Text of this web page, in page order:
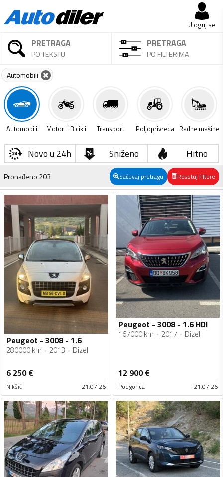
Uloguj se
PRETRAGA
PO TEKSTU
PRETRAGA
PO FILTERIMA
Automobili
Automobili Motori i Bicikli Transport Poljoprivreda Radne mašine
Novo u 24h Sniženo Hitno
Pronađeno 203 Sačuvaj pretragu Resetuj filtere
Peugeot - 3008 - 1.6
280000 km 2013 Dizel
6 250€
Nikšić 21.07.26
Peugeot - 3008 - 1.6 HDI
167000 km 2017 Dizel
12 900€
Podgorica 21.07.26